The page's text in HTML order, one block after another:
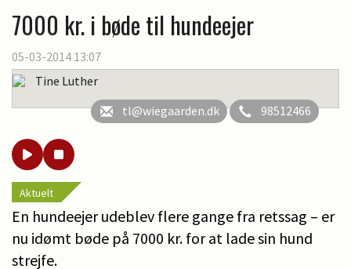
7000 kr. i bøde til hundeejer
05-03-2014 13:07
Tine Luther
tl@wiegaarden.dk
98512466
Aktuelt
En hundeejer udeblev flere gange fra retssag – er
nu idømt bøde på 7000 kr. for at lade sin hund
strejfe.